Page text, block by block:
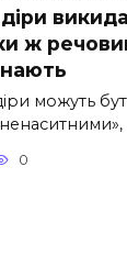
діри
ж
можуть
0